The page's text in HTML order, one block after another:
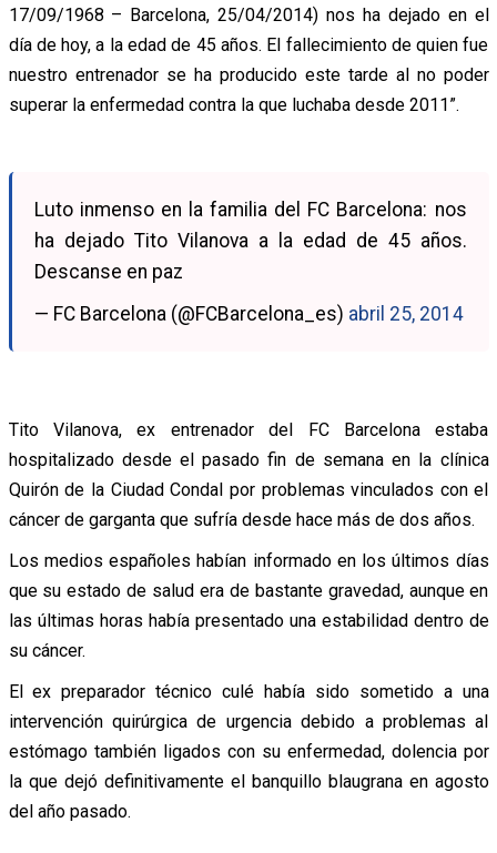
17/09/1968 – Barcelona, 25/04/2014) nos ha dejado en el
día de hoy, a la edad de 45 años. El fallecimiento de quien fue
nuestro entrenador se ha producido este tarde al no poder
superar la enfermedad contra la que luchaba desde 2011”.
Luto inmenso en la familia del FC Barcelona: nos
ha dejado Tito Vilanova a la edad de 45 años.
Descanse en paz
— FC Barcelona (@FCBarcelona_es) abril 25, 2014
Tito Vilanova, ex entrenador del FC Barcelona estaba
hospitalizado desde el pasado fin de semana en la clínica
Quirón de la Ciudad Condal por problemas vinculados con el
cáncer de garganta que sufría desde hace más de dos años.
Los medios españoles habían informado en los últimos días
que su estado de salud era de bastante gravedad, aunque en
las últimas horas había presentado una estabilidad dentro de
su cáncer.
El ex preparador técnico culé había sido sometido a una
intervención quirúrgica de urgencia debido a problemas al
estómago también ligados con su enfermedad, dolencia por
la que dejó definitivamente el banquillo blaugrana en agosto
del año pasado.